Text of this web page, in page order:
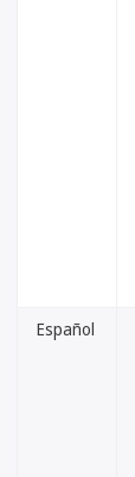
Español